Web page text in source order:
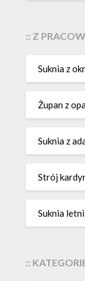
:: Z
Suknia z
Żupan z
Suknia z
Strój
Suknia
::